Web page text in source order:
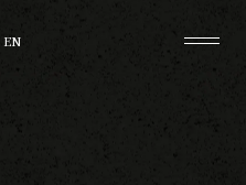
EN